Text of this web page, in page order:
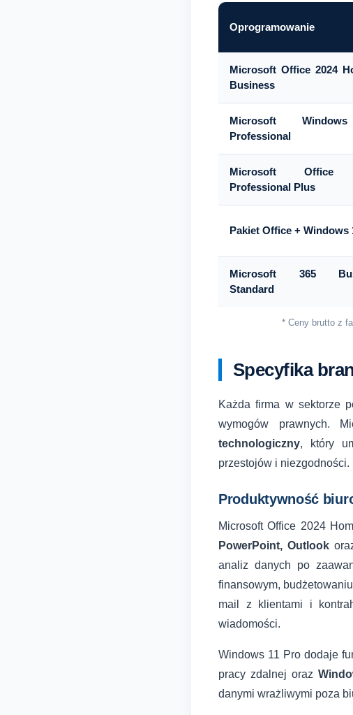
Oprogramowanie
Microsoft Office 2024
Business
Microsoft
Professional
Microsoft Office
Professional Plus
Pakiet Office + Windows
Microsoft 365
Standard
* Ceny brutto z
Specyfika
Każda firma w sektorze
wymogów prawnych.
technologiczny, który
przestojów i niezgodności.
Produktywność
Microsoft Office 2024
PowerPoint, Outlook
analiz danych po
finansowym,
mail z klientami i
wiadomości.
Windows 11 Pro dodaje
pracy zdalnej oraz
danymi wrażliwymi poza